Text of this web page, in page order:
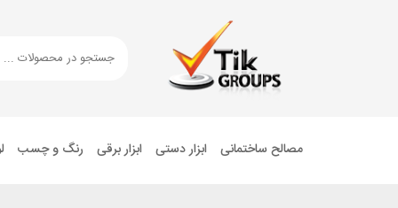
مصالح ساختمانی ابزار دستی ابزار برقی رنگ و چسب